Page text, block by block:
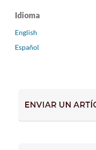
Idioma
English
Español